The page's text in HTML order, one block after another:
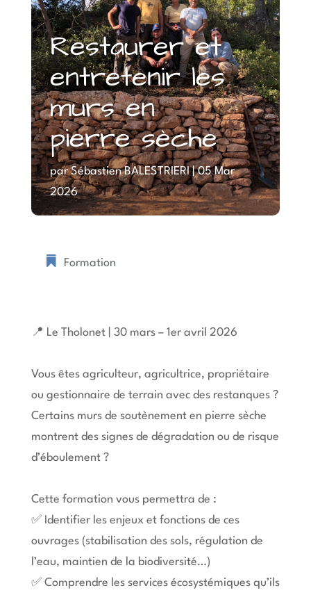
Restaurer et
entretenir les
murs en
pierre sèche
parSébastien BALESTRIERI|05 Mar
2026
Formation
📍 Le Tholonet | 30 mars – 1er avril 2026
Vous êtes agriculteur, agricultrice, propriétaire
ou gestionnaire de terrain avec des restanques ?
Certains murs de soutènement en pierre sèche
montrent des signes de dégradation ou de risque
d’éboulement ?
Cette formation vous permettra de :
✅ Identifier les enjeux et fonctions de ces
ouvrages (stabilisation des sols, régulation de
l’eau, maintien de la biodiversité…)
✅ Comprendre les services écosystémiques qu’ils